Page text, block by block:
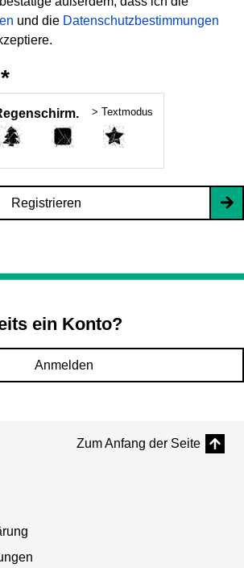
und die Datenschutzbestimmungen
*
> Textmodus
Registrieren
ein Konto?
Anmelden
Zum Anfang der Seite